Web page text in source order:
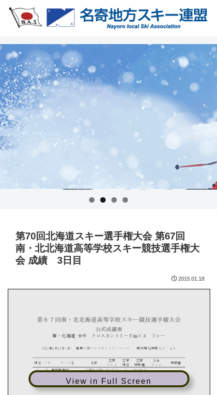
第70回北海道スキー選手権大会 第67回
南・北北海道高等学校スキー競技選手権大
会 成績 3日目
2015.01.18
View in Full Screen